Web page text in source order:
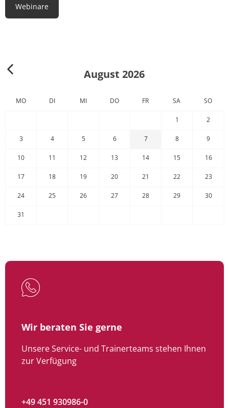
Webinare
August 2026
MO DI MI DO FR SA SO
1 2
3 4 5 6 7 8 9
10 11 12 13 14 15 16
17 18 19 20 21 22 23
24 25 26 27 28 29 30
31
Wir beraten Sie gerne
Unsere Service- und Trainerteams stehen Ihnen
zur Verfügung
+49 451 930986-0